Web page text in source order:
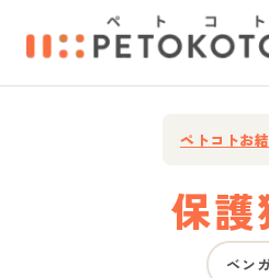
ペトコトお
保護
ベン